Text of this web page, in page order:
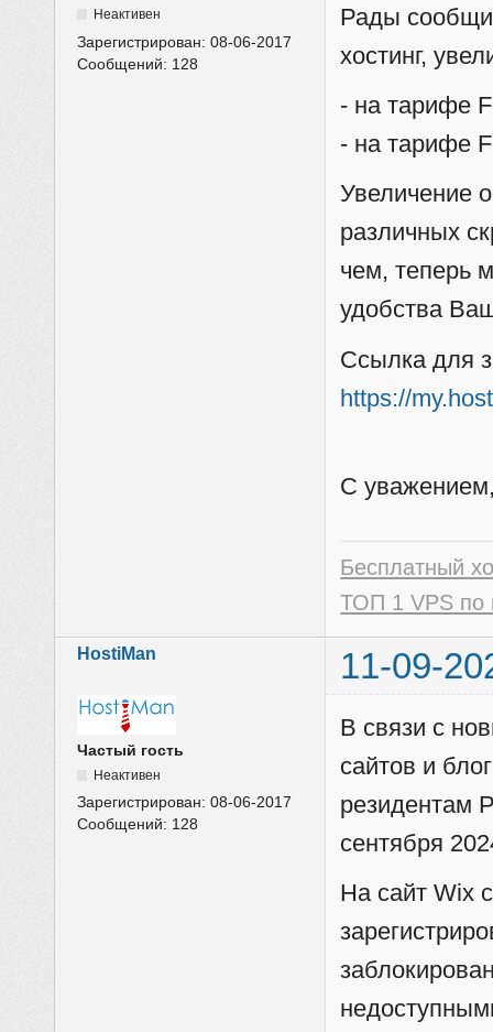
Неактивен
Зарегистрирован:08-06-2017
Сообщений: 128
Рады
хостинг,
- на тарифе
- на тарифе
Увеличение
различных
чем, теперь
удобства
Ссылка для
https://
С
Бесплатный
ТОП 1 VPS по
HostiMan 11-09-
Частый гость
Неактивен
Зарегистрирован:08-06-2017
Сообщений: 128
В связи с
сайтов и
резидентам
сентября
На сайт Wix